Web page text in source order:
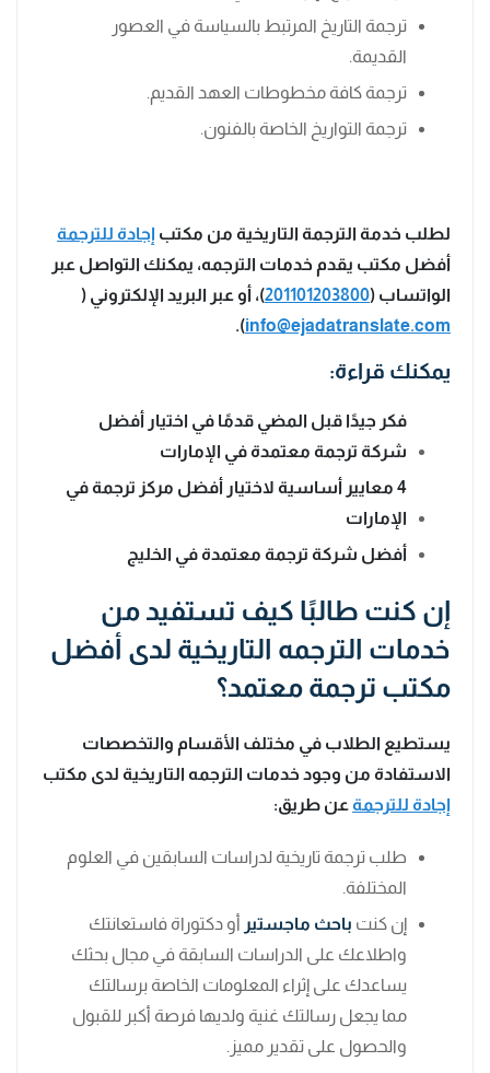
ترجمة التاريخ المرتبط بالسياسة في العصور
القديمة.
ترجمة كافة مخطوطات العهد القديم.
ترجمة التواريخ الخاصة بالفنون.
لطلب خدمة الترجمة التاريخية من مكتب إجادة للترجمة
أفضل مكتب يقدم خدمات الترجمه، يمكنك التواصل عبر
الواتساب (201101203800)، أو عبر البريد الإلكتروني (
info@ejadatranslate.com
).
يمكنك قراءة:
فكر جيدًا قبل المضي قدمًا في اختيار أفضل
شركة ترجمة معتمدة في الإمارات
4 معايير أساسية لاختيار أفضل مركز ترجمة في
الإمارات
أفضل شركة ترجمة معتمدة في الخليج
إن كنت طالبًا كيف تستفيد من
خدمات الترجمه التاريخية لدى أفضل
مكتب ترجمة معتمد؟
يستطيع الطلاب في مختلف الأقسام والتخصصات
الاستفادة من وجود خدمات الترجمه التاريخية لدى مكتب
إجادة للترجمة عن طريق:
طلب ترجمة تاريخية لدراسات السابقين في العلوم
المختلفة.
إن كنت باحث ماجستير أو دكتوراة فاستعانتك
واطلاعك على الدراسات السابقة في مجال بحثك
يساعدك على إثراء المعلومات الخاصة برسالتك
مما يجعل رسالتك غنية ولديها فرصة أكبر للقبول
والحصول على تقدير مميز.